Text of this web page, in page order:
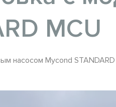
MCU
насосом Mycond STANDARD